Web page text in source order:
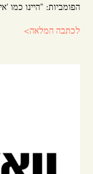
הפומביות: "היינו כמו
לכתבה המלאה>